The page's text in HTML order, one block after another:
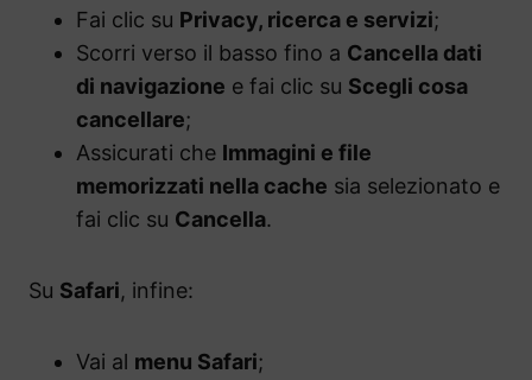
Fai clic su Privacy, ricerca e servizi;
Scorri verso il basso fino a Cancella dati
di navigazione e fai clic su Scegli cosa
cancellare;
Assicurati che Immagini e file
memorizzati nella cache sia selezionato e
fai clic su Cancella.
Su Safari, infine:
Vai al menu Safari;